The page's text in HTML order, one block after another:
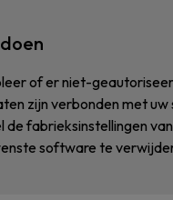
of er niet-
zijn verbonden met
de fabrieksinstellingen
software te